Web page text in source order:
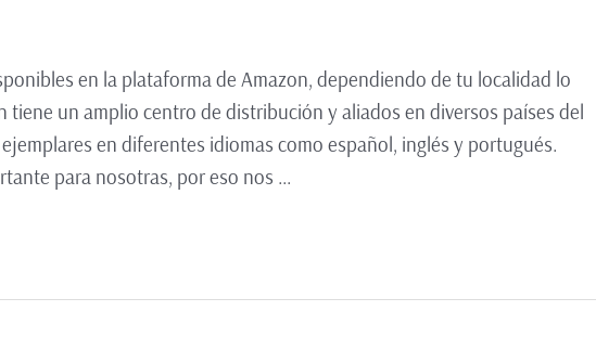
en la plataforma de Amazon, dependiendo de tu localidad lo
tiene un amplio centro de distribución y aliados en diversos países del
en diferentes idiomas como español, inglés y portugués.
para nosotras, por eso nos …